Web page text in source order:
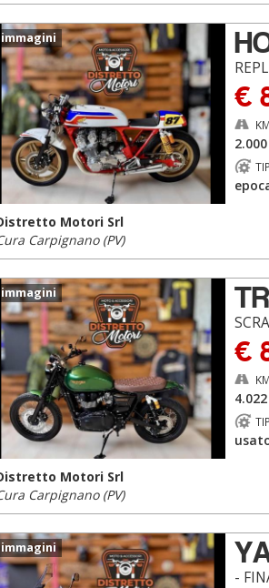
immagini
€
KM
2.000
Motori Srl
Carpignano (PV)
immagini
€
KM
4.022
Motori Srl
Carpignano (PV)
immagini
-